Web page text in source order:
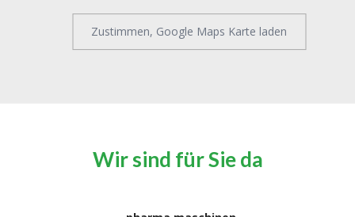
Wir sind für Sie da
Zustimmen, Google Maps Karte laden